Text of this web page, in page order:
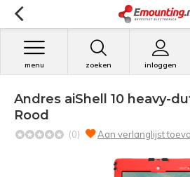
zoeken inloggen
menu
Andres aiShell 10 heavy-
Rood
(0) Aan verlanglijst